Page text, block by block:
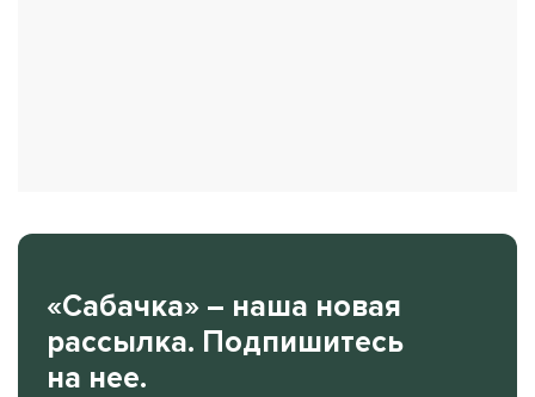
«Сабачка» – наша новая
рассылка. Подпишитесь
на нее.